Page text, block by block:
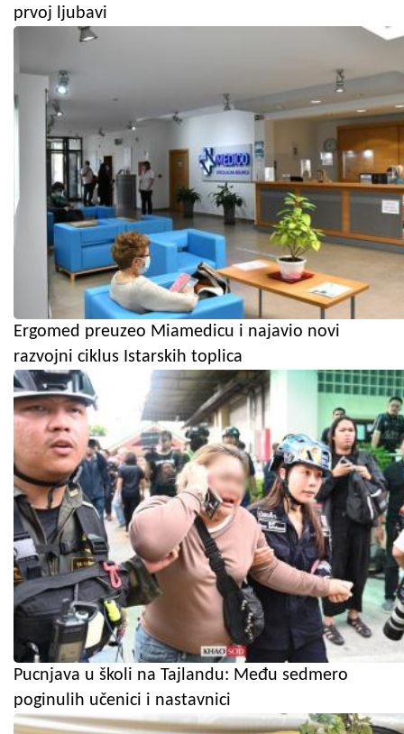
prvoj ljubavi
Ergomed preuzeo Miamedicu i najavio novi
razvojni ciklus Istarskih toplica
Pucnjava u školi na Tajlandu: Među sedmero
poginulih učenici i nastavnici